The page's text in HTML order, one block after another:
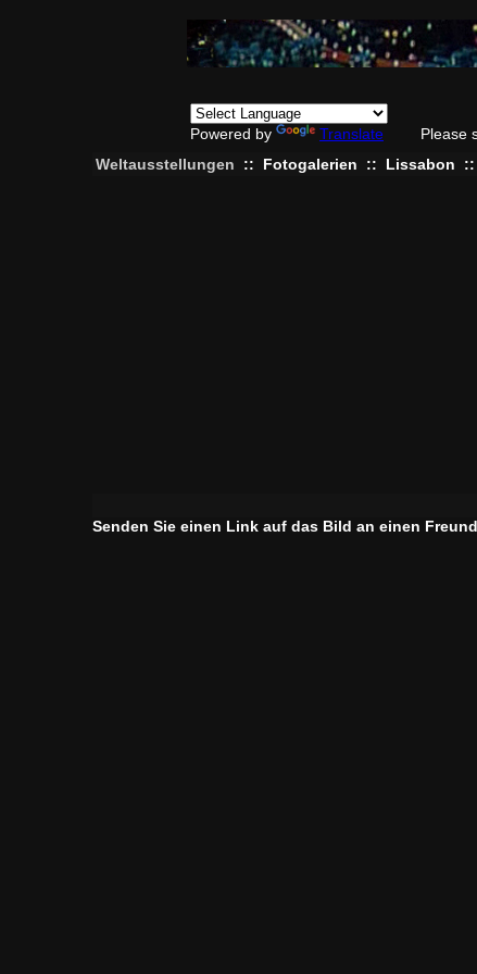
Powered by Translate Please
Weltausstellungen :: Fotogalerien :: Lissabon ::
Senden Sie einen Link auf das Bild an einen Freund